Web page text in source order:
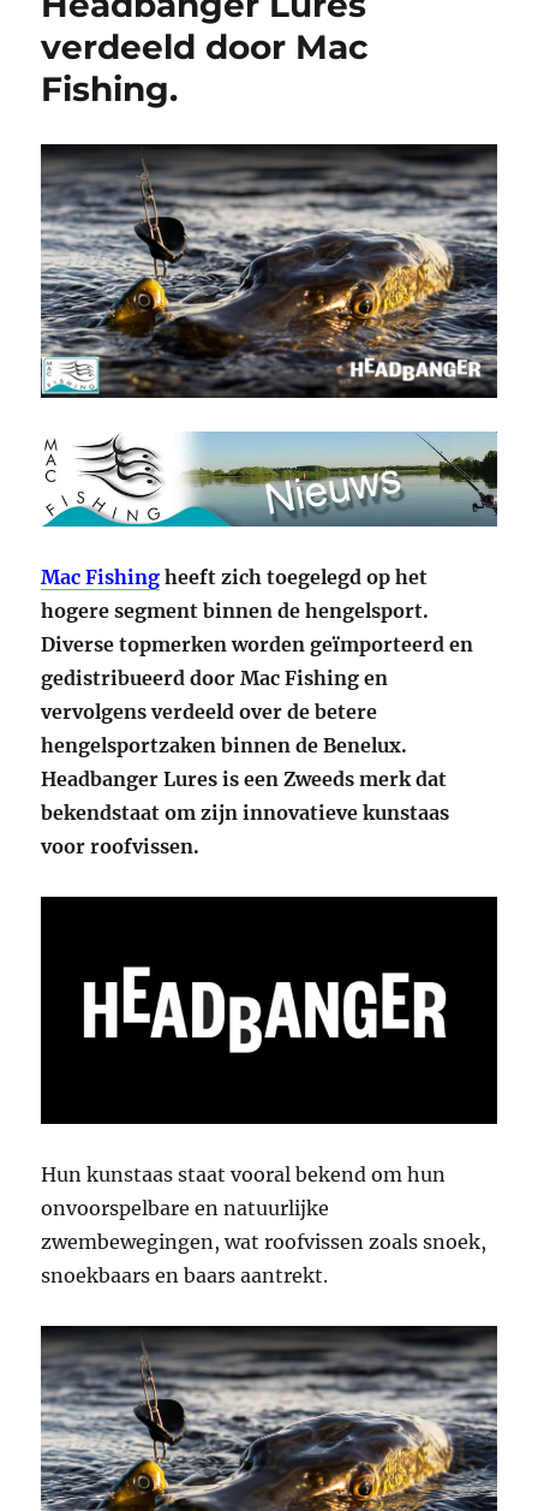
verdeeld door Mac
Fishing.
Mac Fishing heeft zich toegelegd op het
hogere segment binnen de hengelsport.
Diverse topmerken worden geïmporteerd en
gedistribueerd door Mac Fishing en
vervolgens verdeeld over de betere
hengelsportzaken binnen de Benelux.
Headbanger Lures is een Zweeds merk dat
bekendstaat om zijn innovatieve kunstaas
voor roofvissen.
Hun kunstaas staat vooral bekend om hun
onvoorspelbare en natuurlijke
zwembewegingen, wat roofvissen zoals snoek,
snoekbaars en baars aantrekt.